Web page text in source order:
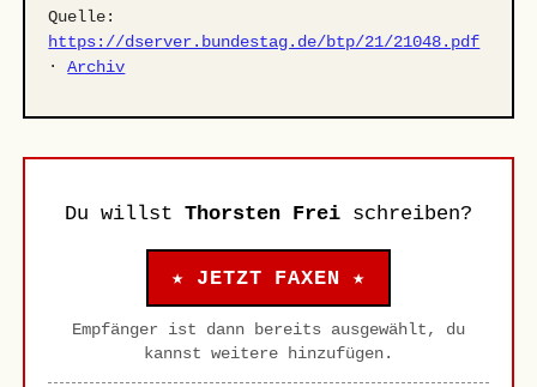
Quelle:
https://dserver.bundestag.de/btp/21/21048.pdf
·Archiv
Du willst Thorsten Frei schreiben?
★ JETZT FAXEN ★
Empfänger ist dann bereits ausgewählt, du
kannst weitere hinzufügen.